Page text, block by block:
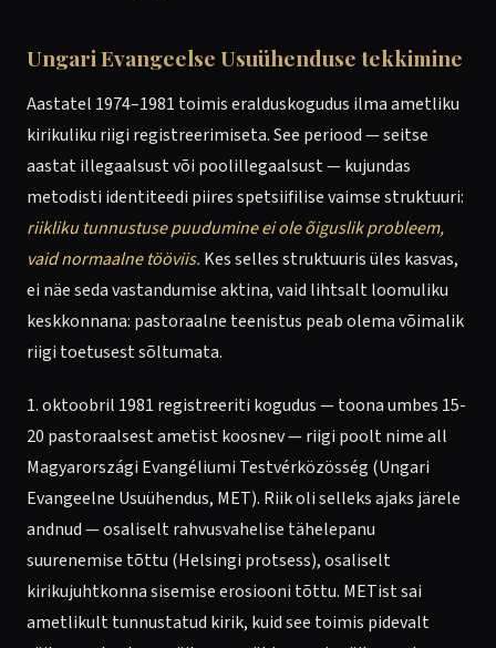
Ungari Evangeelse Usuühenduse tekkimine
Aastatel 1974–1981 toimis eralduskogudus ilma ametliku
kirikuliku riigi registreerimiseta. See periood — seitse
aastat illegaalsust või poolillegaalsust — kujundas
metodisti identiteedi piires spetsiifilise vaimse struktuuri:
riikliku tunnustuse puudumine ei ole õiguslik probleem,
vaid normaalne tööviis. Kes selles struktuuris üles kasvas,
ei näe seda vastandumise aktina, vaid lihtsalt loomuliku
keskkonnana: pastoraalne teenistus peab olema võimalik
riigi toetusest sõltumata.
1. oktoobril 1981 registreeriti kogudus — toona umbes 15-
20 pastoraalsest ametist koosnev — riigi poolt nime all
Magyarországi Evangéliumi Testvérközösség (Ungari
Evangeelne Usuühendus, MET). Riik oli selleks ajaks järele
andnud — osaliselt rahvusvahelise tähelepanu
suurenemise tõttu (Helsingi protsess), osaliselt
kirikujuhtkonna sisemise erosiooni tõttu. METist sai
ametlikult tunnustatud kirik, kuid see toimis pidevalt